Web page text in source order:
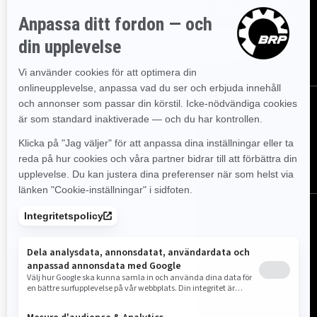
senaste evenemangen, nyheterna och erbjudandena.
Följ oss